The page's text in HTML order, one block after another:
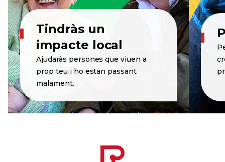
Tindràs un
impacte local
Ajudaràs persones que viuen a
prop teu i ho estan passant
malament.